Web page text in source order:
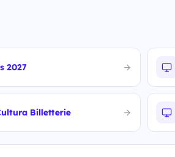
2027
Billetterie